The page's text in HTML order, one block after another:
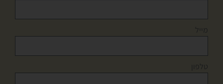
מייל
טלפון